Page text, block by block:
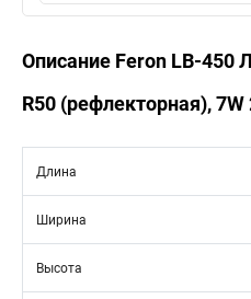
Описание Feron LB-450
R50 (рефлекторная),
Длина
Ширина
Высота